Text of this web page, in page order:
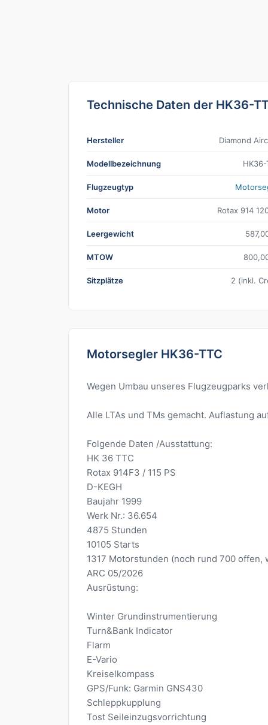
Technische Daten der HK36-
Hersteller Diamond
Modellbezeichnung HK36-
Flugzeugtyp
Motor Rotax 914
Leergewicht
MTOW
Sitzplätze 2 (inkl.
Motorsegler HK36-TTC
Wegen Umbau unseres Flugzeugparks
Alle LTAs und TMs gemacht. Auflastung
Folgende Daten /Ausstattung:
HK 36 TTC
Rotax 914F3 / 115 PS
D-KEGH
Baujahr 1999
Werk Nr.: 36.654
4875 Stunden
10105 Starts
1317 Motorstunden (noch rund 700 offen,
ARC 05/2026
Ausrüstung:
Winter Grundinstrumentierung
Turn&Bank Indicator
Flarm
E-Vario
Kreiselkompass
GPS/Funk: Garmin GNS430
Schleppkupplung
Tost Seileinzugsvorrichtung